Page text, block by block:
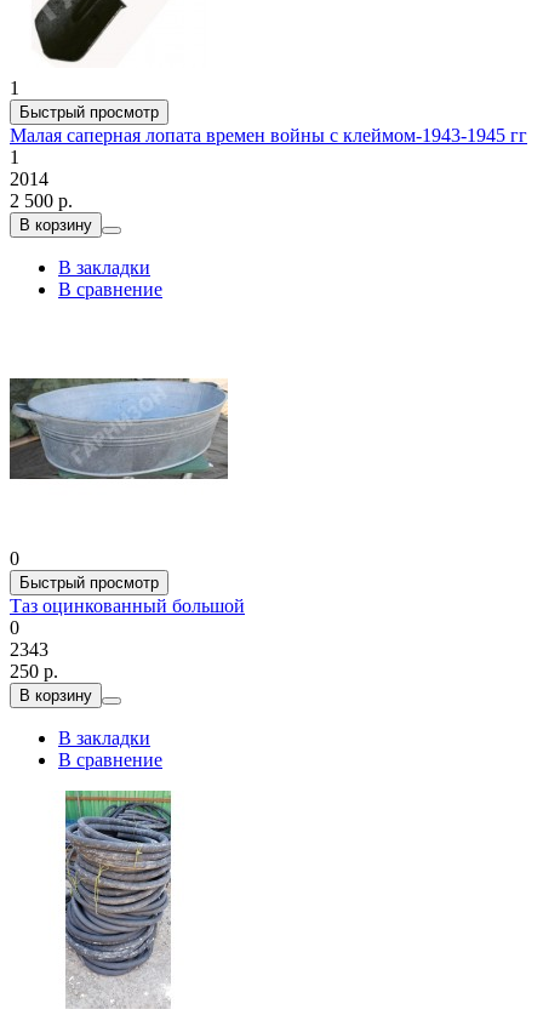
1
Быстрый просмотр
Малая саперная лопата времен войны с клеймом-1943-1945 гг
1
2014
2 500 р.
В корзину
В закладки
В сравнение
0
Быстрый просмотр
Таз оцинкованный большой
0
2343
250 р.
В корзину
В закладки
В сравнение